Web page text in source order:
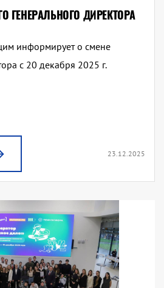
ГЕНЕРАЛЬНОГО ДИРЕКТОРА
информирует о смене
с 20 декабря 2025 г.
23.12.2025